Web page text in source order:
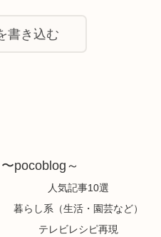
書き込む
pocoblog～
人気記事10選
暮らし系（生活・園芸など）
テレビレシピ再現